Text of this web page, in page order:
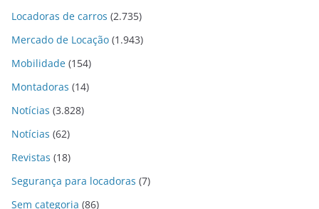
Locadoras de carros (2.735)
Mercado de Locação (1.943)
Mobilidade (154)
Montadoras (14)
Notícias (3.828)
Notícias (62)
Revistas (18)
Segurança para locadoras (7)
Sem categoria (86)